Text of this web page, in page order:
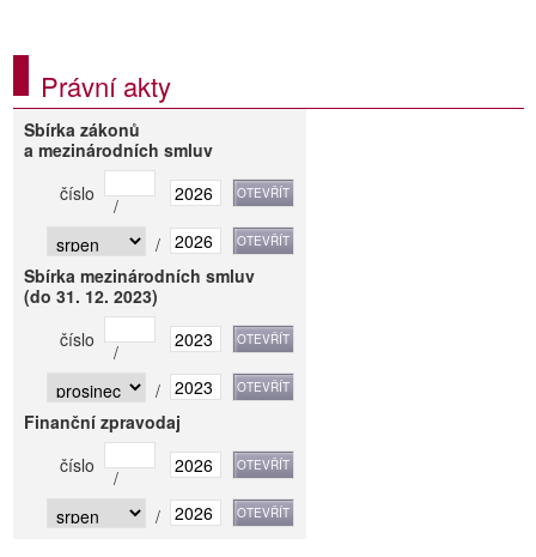
Právní akty
Sbírka zákonů
a mezinárodních smluv
číslo
/
/
Sbírka mezinárodních smluv
(do 31. 12. 2023)
číslo
/
/
Finanční zpravodaj
číslo
/
/